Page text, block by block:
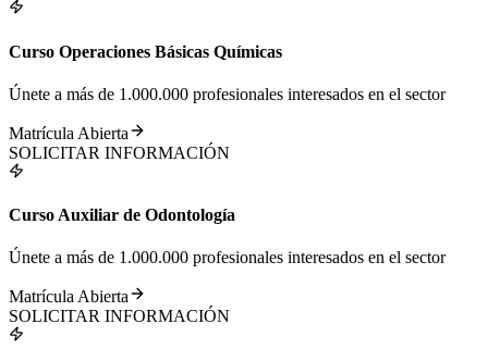
Curso Operaciones Básicas Químicas
Únete a más de 1.000.000 profesionales interesados en el sector
Matrícula Abierta
SOLICITAR INFORMACIÓN
Curso Auxiliar de Odontología
Únete a más de 1.000.000 profesionales interesados en el sector
Matrícula Abierta
SOLICITAR INFORMACIÓN